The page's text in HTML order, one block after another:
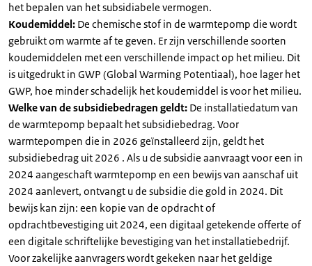
het bepalen van het subsidiabele vermogen.
Koudemiddel: De chemische stof in de warmtepomp die wordt
gebruikt om warmte af te geven. Er zijn verschillende soorten
koudemiddelen met een verschillende impact op het milieu. Dit
is uitgedrukt in GWP (Global Warming Potentiaal), hoe lager het
GWP, hoe minder schadelijk het koudemiddel is voor het milieu.
Welke van de subsidiebedragen geldt: De installatiedatum van
de warmtepomp bepaalt het subsidiebedrag. Voor
warmtepompen die in 2026 geïnstalleerd zijn, geldt het
subsidiebedrag uit 2026 . Als u de subsidie aanvraagt voor een in
2024 aangeschaft warmtepomp en een bewijs van aanschaf uit
2024 aanlevert, ontvangt u de subsidie die gold in 2024. Dit
bewijs kan zijn: een kopie van de opdracht of
opdrachtbevestiging uit 2024, een digitaal getekende offerte of
een digitale schriftelijke bevestiging van het installatiebedrijf.
Voor zakelijke aanvragers wordt gekeken naar het geldige